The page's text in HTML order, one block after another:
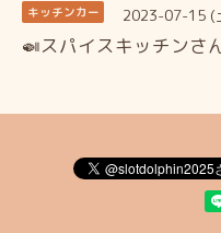
キッチンカー 2023-07-15 (
🍛スパイスキッチンさ